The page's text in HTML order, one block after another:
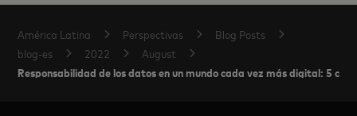
América Latina Perspectivas
Blog Posts
blog-es
2022 August
Responsabilidad de los datos en un mundo cada vez más digital: 5